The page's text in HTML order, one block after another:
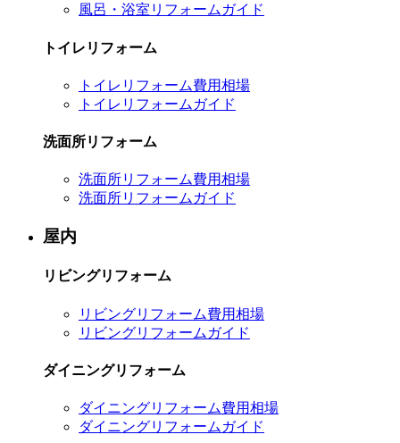
風呂・浴室リフォームガイド
トイレリフォーム
トイレリフォーム費用相場
トイレリフォームガイド
洗面所リフォーム
洗面所リフォーム費用相場
洗面所リフォームガイド
屋内
リビングリフォーム
リビングリフォーム費用相場
リビングリフォームガイド
ダイニングリフォーム
ダイニングリフォーム費用相場
ダイニングリフォームガイド